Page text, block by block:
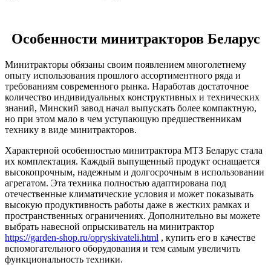
Особенности минитракторов Беларус
Минитракторы обязаны своим появлением многолетнему
опыту использования прошлого ассортиментного ряда и
требованиям современного рынка. Наработав достаточное
количество индивидуальных конструктивных и технических
знаний, Минский завод начал выпускать более компактную,
но при этом мало в чем уступающую предшественникам
технику в виде минитракторов.
Характерной особенностью минитрактора МТЗ Беларус стала
их комплектация. Каждый выпущенный продукт оснащается
высокопрочным, надежным и долгосрочным в использовании
агрегатом. Эта техника полностью адаптирована под
отечественные климатические условия и может показывать
высокую продуктивность работы даже в жестких рамках и
пространственных ограничениях. Дополнительно вы можете
выбрать навесной опрыскиватель на минитрактор
https://garden-shop.ru/opryskivateli.html , купить его в качестве
вспомогательного оборудования и тем самым увеличить
функциональность техники.